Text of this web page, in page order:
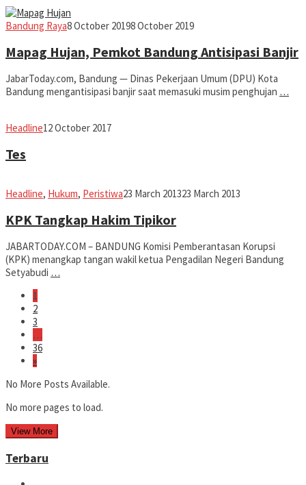
Bandung Rayaadmin
8 October 20198 October 2019
Mapag Hujan, Pemkot Bandung Antisipasi Banjir
JabarToday.com, Bandung — Dinas Pekerjaan Umum (DPU) Kota
Bandung mengantisipasi banjir saat memasuki musim penghujan …
Headlineadmin
12 October 2017
Tes
Headline, Hukum, Peristiwaadmin
23 March 201323 March 2013
KPK Tangkap Hakim Tipikor
JABARTODAY.COM – BANDUNG Komisi Pemberantasan Korupsi
(KPK) menangkap tangan wakil ketua Pengadilan Negeri Bandung
Setyabudi …
1
2
3
…
36
»
No More Posts Available.
No more pages to load.
View More
Terbaru